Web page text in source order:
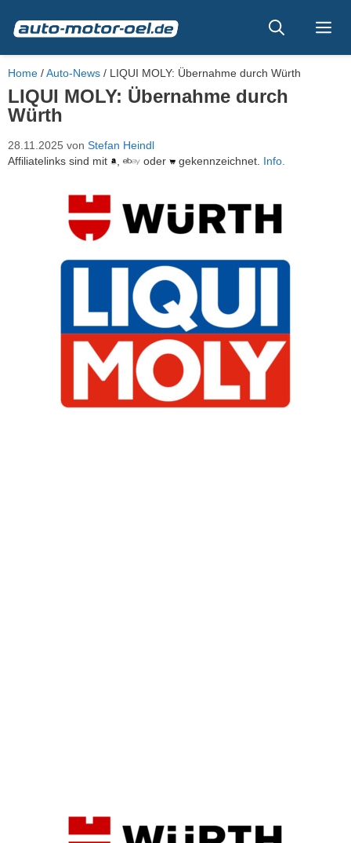
Inhalt
springen
Home /Auto-News / LIQUI MOLY: Übernahme durch Würth
LIQUI MOLY: Übernahme durch
Würth
28.11.2025 von Stefan Heindl
Affiliatelinks sind mit
oder gekennzeichnet. Info.